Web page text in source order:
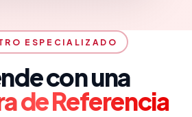
ESPECIALIZADO
con una
de Referencia